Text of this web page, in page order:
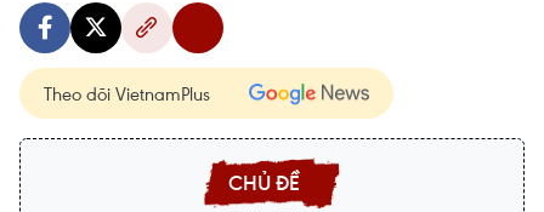
Theo dõi VietnamPlus